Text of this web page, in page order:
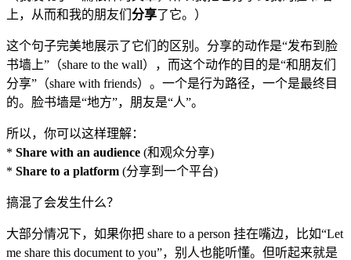
上，从而和我的朋友们 分享了它。）
这个句子完美地展示了它们的区别。分享的动作是“发布到脸
书墙上”（share to the wall），而这个动作的目的是“和朋友们
分享”（share with friends）。一个是行为路径，一个是最终目
的。脸书墙是“地方”，朋友是“人”。
所以，你可以这样理解：
* Share with an audience (和观众分享)
* Share to a platform (分享到一个平台)
搞混了会发生什么？
大部分情况下，如果你把 share to a person 挂在嘴边，比如“Let
me share this document to you”，别人也能听懂。但听起来就是